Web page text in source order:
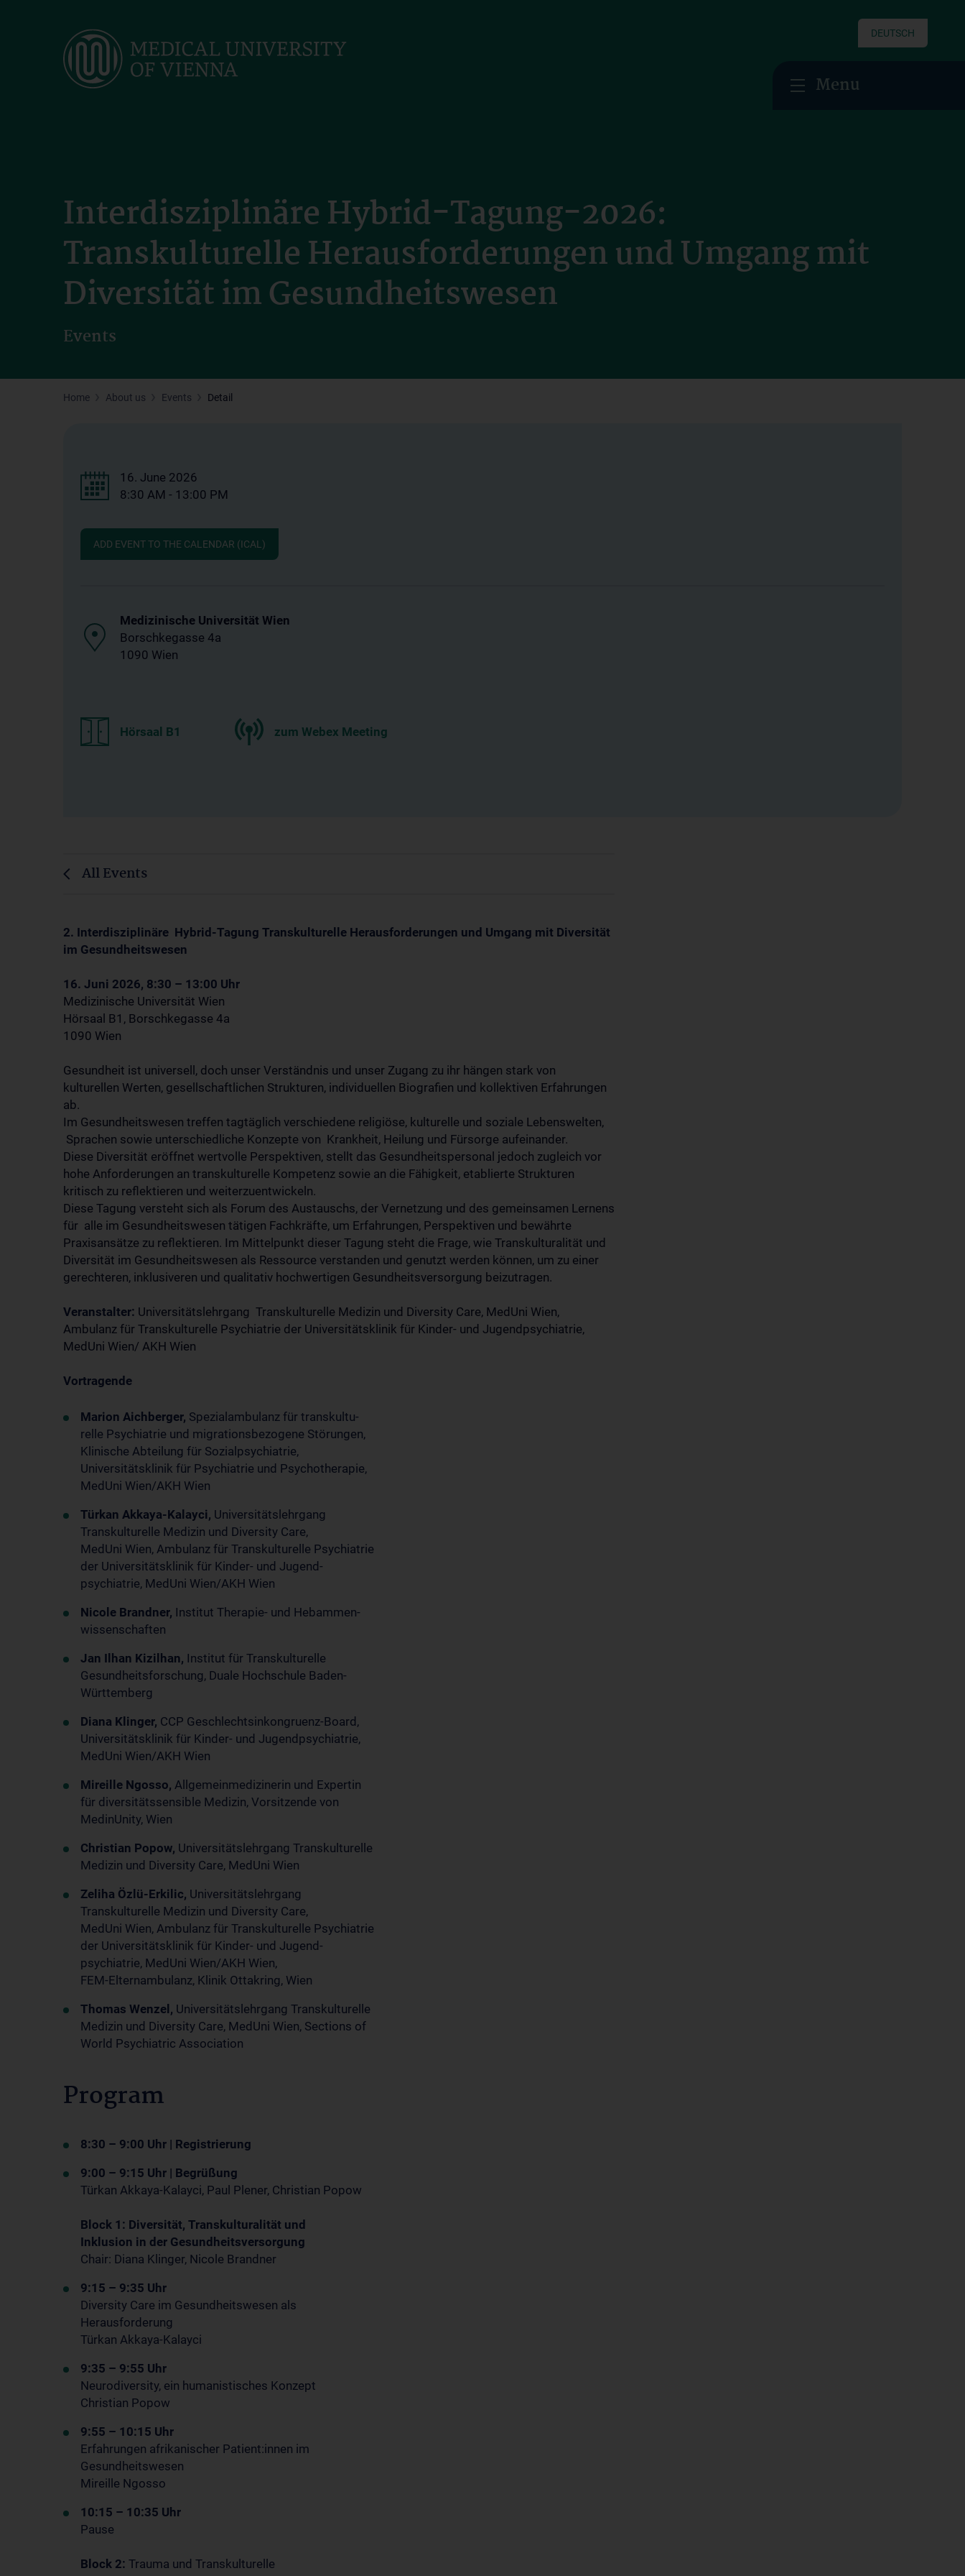
DEUTSCH
Menu
Interdisziplinäre Hybrid-Tagung-2026:
Transkulturelle Herausforderungen und Umgang mit
Diversität im Gesundheitswesen
Events
Home About us Events Detail
16. June 2026
8:30 AM - 13:00 PM
ADD EVENT TO THE CALENDAR (ICAL)
Medizinische Universität Wien
Borschkegasse 4a
1090 Wien
Hörsaal B1 zum Webex Meeting
All Events
2. Interdisziplinäre Hybrid-Tagung Transkulturelle Herausforderungen und Umgang mit Diversität
im Gesundheitswesen
16. Juni 2026, 8:30 – 13:00 Uhr
Medizinische Universität Wien
Hörsaal B1, Borschkegasse 4a
1090 Wien
Gesundheit ist universell, doch unser Verständnis und unser Zugang zu ihr hängen stark von
kulturellen Werten, gesellschaftlichen Strukturen, individuellen Biografien und kollektiven Erfahrungen
ab.
Im Gesundheitswesen treffen tagtäglich verschiedene religiöse, kulturelle und soziale Lebenswelten,
Sprachen sowie unterschiedliche Konzepte von Krankheit, Heilung und Fürsorge aufeinander.
Diese Diversität eröffnet wertvolle Perspektiven, stellt das Gesundheitspersonal jedoch zugleich vor
hohe Anforderungen an transkulturelle Kompetenz sowie an die Fähigkeit, etablierte Strukturen
kritisch zu reflektieren und weiterzuentwickeln.
Diese Tagung versteht sich als Forum des Austauschs, der Vernetzung und des gemeinsamen Lernens
für alle im Gesundheitswesen tätigen Fachkräfte, um Erfahrungen, Perspektiven und bewährte
Praxisansätze zu reflektieren. Im Mittelpunkt dieser Tagung steht die Frage, wie Transkulturalität und
Diversität im Gesundheitswesen als Ressource verstanden und genutzt werden können, um zu einer
gerechteren, inklusiveren und qualitativ hochwertigen Gesundheitsversorgung beizutragen.
Veranstalter: Universitätslehrgang Transkulturelle Medizin und Diversity Care, MedUni Wien,
Ambulanz für Transkulturelle Psychiatrie der Universitätsklinik für Kinder- und Jugendpsychiatrie,
MedUni Wien/ AKH Wien
Vortragende
Marion Aichberger, Spezialambulanz für transkultu-
relle Psychiatrie und migrationsbezogene Störungen,
Klinische Abteilung für Sozialpsychiatrie,
Universitätsklinik für Psychiatrie und Psychotherapie,
MedUni Wien/AKH Wien
Türkan Akkaya-Kalayci, Universitätslehrgang
Transkulturelle Medizin und Diversity Care,
MedUni Wien, Ambulanz für Transkulturelle Psychiatrie
der Universitätsklinik für Kinder- und Jugend-
psychiatrie, MedUni Wien/AKH Wien
Nicole Brandner, Institut Therapie- und Hebammen-
wissenschaften
Jan Ilhan Kizilhan, Institut für Transkulturelle
Gesundheitsforschung, Duale Hochschule Baden-
Württemberg
Diana Klinger, CCP Geschlechtsinkongruenz-Board,
Universitätsklinik für Kinder- und Jugendpsychiatrie,
MedUni Wien/AKH Wien
Mireille Ngosso, Allgemeinmedizinerin und Expertin
für diversitätssensible Medizin, Vorsitzende von
MedinUnity, Wien
Christian Popow, Universitätslehrgang Transkulturelle
Medizin und Diversity Care, MedUni Wien
Zeliha Özlü-Erkilic, Universitätslehrgang
Transkulturelle Medizin und Diversity Care,
MedUni Wien, Ambulanz für Transkulturelle Psychiatrie
der Universitätsklinik für Kinder- und Jugend-
psychiatrie, MedUni Wien/AKH Wien,
FEM-Elternambulanz, Klinik Ottakring, Wien
Thomas Wenzel, Universitätslehrgang Transkulturelle
Medizin und Diversity Care, MedUni Wien, Sections of
World Psychiatric Association
Program
8:30 – 9:00 Uhr | Registrierung
9:00 – 9:15 Uhr | Begrüßung
Türkan Akkaya-Kalayci, Paul Plener, Christian Popow
Block 1: Diversität, Transkulturalität und
Inklusion in der Gesundheitsversorgung
Chair: Diana Klinger, Nicole Brandner
9:15 – 9:35 Uhr
Diversity Care im Gesundheitswesen als
Herausforderung
Türkan Akkaya-Kalayci
9:35 – 9:55 Uhr
Neurodiversity, ein humanistisches Konzept
Christian Popow
9:55 – 10:15 Uhr
Erfahrungen afrikanischer Patient:innen im
Gesundheitswesen
Mireille Ngosso
10:15 – 10:35 Uhr
Pause
Block 2: Trauma und Transkulturelle